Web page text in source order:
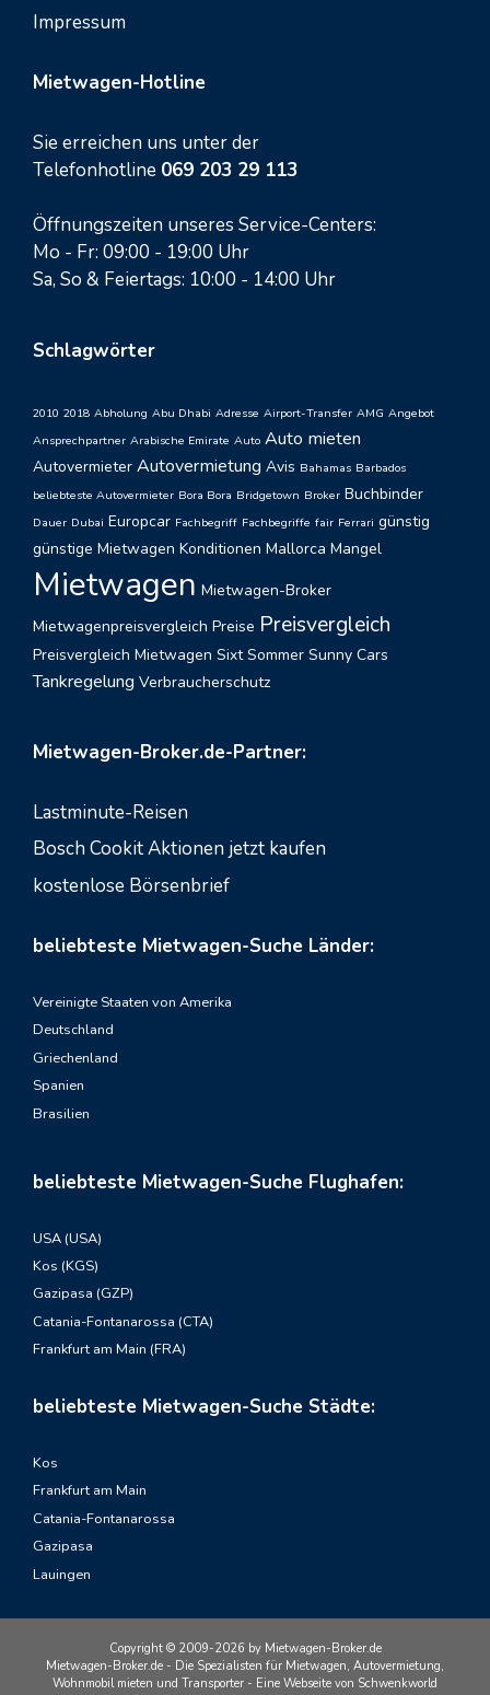
Impressum
Mietwagen-Hotline
Sie erreichen uns unter der
Telefonhotline 069 203 29 113
Öffnungszeiten unseres Service-Centers:
Mo - Fr: 09:00 - 19:00 Uhr
Sa, So & Feiertags: 10:00 - 14:00 Uhr
Schlagwörter
2010 2018 Abholung Abu Dhabi Adresse Airport-Transfer AMG Angebot
Ansprechpartner Arabische Emirate Auto Auto mieten
Autovermieter Autovermietung Avis Bahamas Barbados
beliebteste Autovermieter Bora Bora Bridgetown Broker Buchbinder
Dauer Dubai Europcar Fachbegriff Fachbegriffe fair Ferrari günstig
günstige Mietwagen Konditionen Mallorca Mangel
Mietwagen Mietwagen-Broker
Mietwagenpreisvergleich Preise Preisvergleich
Preisvergleich Mietwagen Sixt Sommer Sunny Cars
Tankregelung Verbraucherschutz
Mietwagen-Broker.de-Partner:
Lastminute-Reisen
Bosch Cookit Aktionen jetzt kaufen
kostenlose Börsenbrief
beliebteste Mietwagen-Suche Länder:
Vereinigte Staaten von Amerika
Deutschland
Griechenland
Spanien
Brasilien
beliebteste Mietwagen-Suche Flughafen:
USA (USA)
Kos (KGS)
Gazipasa (GZP)
Catania-Fontanarossa (CTA)
Frankfurt am Main (FRA)
beliebteste Mietwagen-Suche Städte:
Kos
Frankfurt am Main
Catania-Fontanarossa
Gazipasa
Lauingen
Copyright © 2009-2026 by Mietwagen-Broker.de
Mietwagen-Broker.de - Die Spezialisten für Mietwagen, Autovermietung,
Wohnmobil mieten und Transporter - Eine Webseite von Schwenkworld